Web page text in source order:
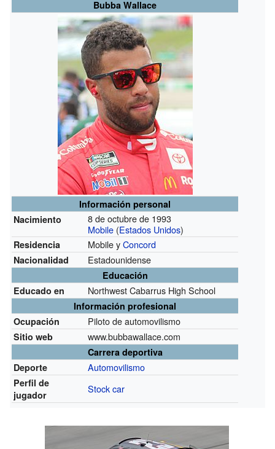
Bubba Wallace
Información personal
Nacimiento
8 de octubre de 1993
Mobile (Estados Unidos)
Residencia Mobile yConcord
Nacionalidad Estadounidense
Educación
Educado en
Northwest Cabarrus High School
Información profesional
Ocupación
Piloto de automovilismo
Sitio web www.bubbawallace.com
Carrera deportiva
Deporte
Automovilismo
Perfil de
jugador
Stock car